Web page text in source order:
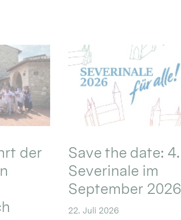
der
Save the date: 4.
Severinale im
September 2026
22. Juli 2026